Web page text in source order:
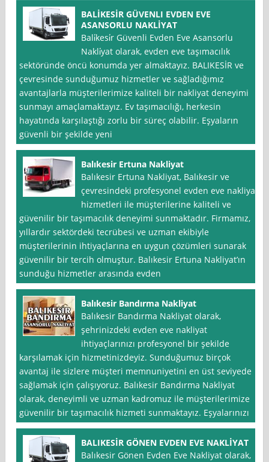
BALİKESİR GÜVENLI EVDEN EVE
ASANSORLU NAKLİYAT
Bali̇kesi̇r Güvenli Evden Eve Asansorlu
Nakli̇yat olarak, evden eve taşımacılık
sektöründe öncü konumda yer almaktayız. BALIKESİR ve
çevresinde sunduğumuz hizmetler ve sağladığımız
avantajlarla müşterilerimize kaliteli bir nakliyat deneyimi
sunmayı amaçlamaktayız. Ev taşımacılığı, herkesin
hayatında karşılaştığı zorlu bir süreç olabilir. Eşyaların
güvenli bir şekilde yeni
Balıkesir Ertuna Nakliyat
Balıkesir Ertuna Nakliyat, Balıkesir ve
çevresindeki profesyonel evden eve nakliyat
hizmetleri ile müşterilerine kaliteli ve
güvenilir bir taşımacılık deneyimi sunmaktadır. Firmamız,
yıllardır sektördeki tecrübesi ve uzman ekibiyle
müşterilerinin ihtiyaçlarına en uygun çözümleri sunarak
güvenilir bir tercih olmuştur. Balıkesir Ertuna Nakliyat’ın
sunduğu hizmetler arasında evden
Balıkesir Bandırma Nakliyat
Balıkesir Bandırma Nakliyat olarak,
şehrinizdeki evden eve nakliyat
ihtiyaçlarınızı profesyonel bir şekilde
karşılamak için hizmetinizdeyiz. Sunduğumuz birçok
avantaj ile sizlere müşteri memnuniyetini en üst seviyede
sağlamak için çalışıyoruz. Balıkesir Bandırma Nakliyat
olarak, deneyimli ve uzman kadromuz ile müşterilerimize
güvenilir bir taşımacılık hizmeti sunmaktayız. Eşyalarınızı
BALIKESİR GÖNEN EVDEN EVE NAKLİYAT
Balıkesir Gönen Evden Eve Nakliyat olarak,